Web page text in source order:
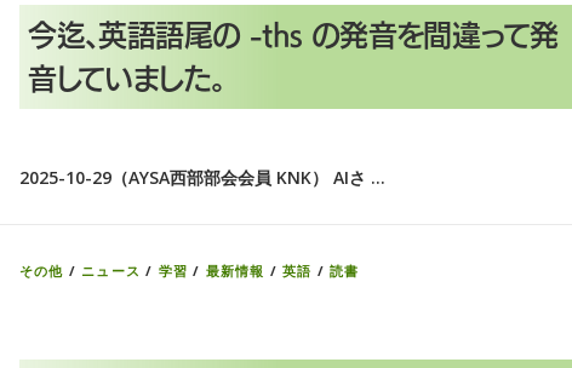
今迄、英語語尾の -ths の発音を間違って発
音していました。
2025-10-29（AYSA西部部会会員 KNK） AIさ …
その他 / ニュース / 学習 / 最新情報 /英語 /読書